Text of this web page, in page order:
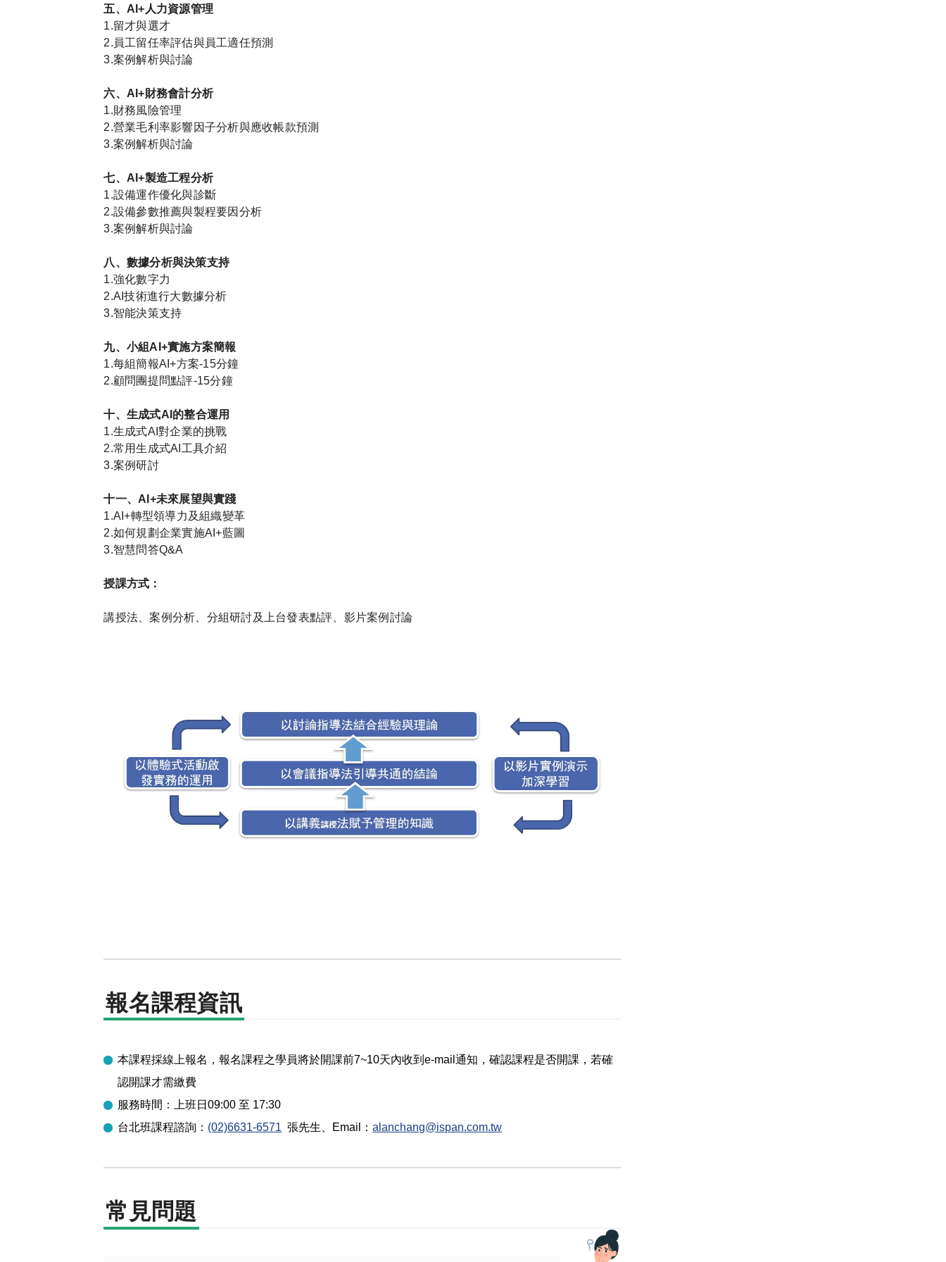
五、AI+人力資源管理
1.留才與選才
2.員工留任率評估與員工適任預測
3.案例解析與討論
六、AI+財務會計分析
1.財務風險管理
2.營業毛利率影響因子分析與應收帳款預測
3.案例解析與討論
七、AI+製造工程分析
1.設備運作優化與診斷
2.設備參數推薦與製程要因分析
3.案例解析與討論
八、數據分析與決策支持
1.強化數字力
2.AI技術進行大數據分析
3.智能決策支持
九、小組AI+實施方案簡報
1.每組簡報AI+方案-15分鐘
2.顧問團提問點評-15分鐘
十、生成式AI的整合運用
1.生成式AI對企業的挑戰
2.常用生成式AI工具介紹
3.案例研討
十一、AI+未來展望與實踐
1.AI+轉型領導力及組織變革
2.如何規劃企業實施AI+藍圖
3.智慧問答Q&A
授課方式：
講授法、案例分析、分組研討及上台發表點評、影片案例討論
報名課程資訊
本課程採線上報名，報名課程之學員將於開課前7~10天內收到e-mail通知，確認課程是否開課，若確
認開課才需繳費
服務時間：上班日09:00 至 17:30
台北班課程諮詢： (02)6631-6571 張先生 、Email：alanchang@ispan.com.tw
常見問題